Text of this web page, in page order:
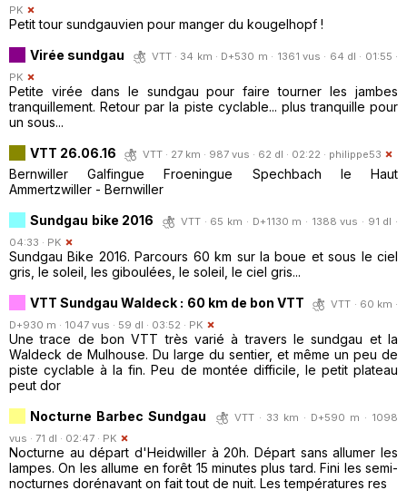
PK
Petit tour sundgauvien pour manger du kougelhopf !
Virée sundgau
VTT · 34 km · D+530 m · 1361 vus · 64 dl · 01:55 ·
PK
Petite virée dans le sundgau pour faire tourner les jambes
tranquillement. Retour par la piste cyclable... plus tranquille pour
un sous...
VTT 26.06.16
VTT · 27 km · 987 vus · 62 dl · 02:22 · philippe53
Bernwiller Galfingue Froeningue Spechbach le Haut
Ammertzwiller - Bernwiller
Sundgau bike 2016
VTT · 65 km · D+1130 m · 1388 vus · 91 dl ·
04:33 · PK
Sundgau Bike 2016. Parcours 60 km sur la boue et sous le ciel
gris, le soleil, les giboulées, le soleil, le ciel gris...
VTT Sundgau Waldeck : 60 km de bon VTT
VTT · 60 km ·
D+930 m · 1047 vus · 59 dl · 03:52 · PK
Une trace de bon VTT très varié à travers le sundgau et la
Waldeck de Mulhouse. Du large du sentier, et même un peu de
piste cyclable à la fin. Peu de montée difficile, le petit plateau
peut dor
Nocturne Barbec Sundgau
VTT · 33 km · D+590 m · 1098
vus · 71 dl · 02:47 · PK
Nocturne au départ d'Heidwiller à 20h. Départ sans allumer les
lampes. On les allume en forêt 15 minutes plus tard. Fini les semi-
nocturnes dorénavant on fait tout de nuit. Les températures res